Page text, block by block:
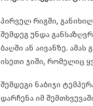
პირველ რიგში,
შემდეგ უნდა
ბაღში ან აივანზე.
ისეთი ჯიში, რომელიც
შემდეგი ნაბიჯი
დარჩენა იმ